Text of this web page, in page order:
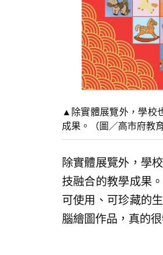
▲除實體展覽外，學校
成果。（圖／高市府教
除實體展覽外，學
技融合的教學成果
可使用、可珍藏的
腦繪圖作品，真的